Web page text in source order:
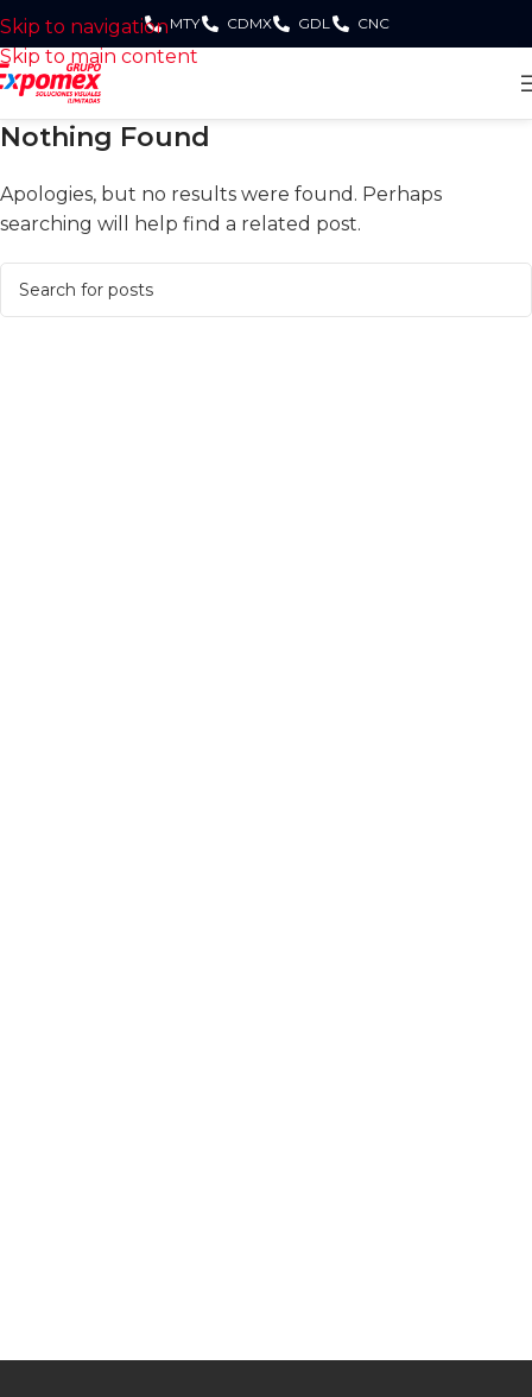
Skip to navigation
Skip to main content
MTY CDMX GDL CNC
Nothing Found
Apologies, but no results were found. Perhaps
searching will help find a related post.